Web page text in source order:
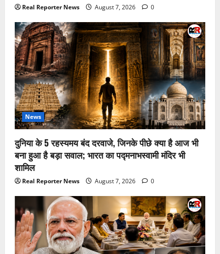
Real Reporter News August 7, 2026 0
News
दुनिया के 5 रहस्यमय बंद दरवाजे, जिनके पीछे क्या है आज भी
बना हुआ है बड़ा सवाल; भारत का पद्मनाभस्वामी मंदिर भी
शामिल
Real Reporter News August 7, 2026 0